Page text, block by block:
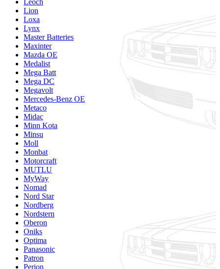
Leoch
Lion
Loxa
Lynx
Master Batteries
Maxinter
Mazda OE
Medalist
Mega Batt
Mega DC
Megavolt
Mercedes-Benz OE
Metaco
Midac
Minn Kota
Minsu
Moll
Monbat
Motorcraft
MUTLU
MyWay
Nomad
Nord Star
Nordberg
Nordstern
Oberon
Oniks
Optima
Panasonic
Patron
Perion